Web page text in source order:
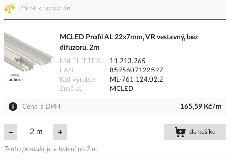
Přidat k porovnání
MCLED Profil AL 22x7mm, VR vestavný, bez
difuzoru, 2m
Kód ELFETEX
11.213.265
EAN
8595607122597
Kód výrobce
ML-761.124.02.2
Značka
MCLED
Cena s DPH 165,59 Kč/m
m do košíku
Tento produkt je v balení po 2 m